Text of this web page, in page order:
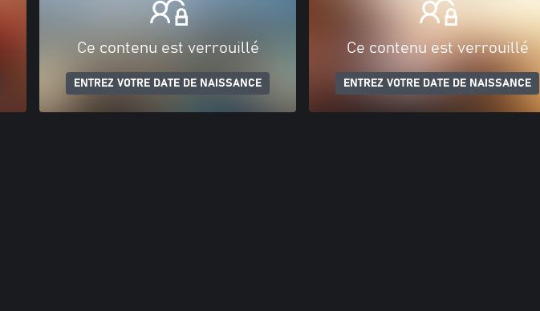
Ce contenu est verrouillé
ENTREZ VOTRE DATE DE NAISSANCE
Ce contenu est verrouillé
ENTREZ VOTRE DATE DE NAISSANCE